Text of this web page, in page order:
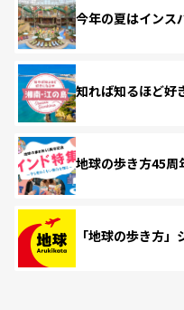
今年の夏はインス
知れば知るほど好
地球の歩き方45周
「地球の歩き方